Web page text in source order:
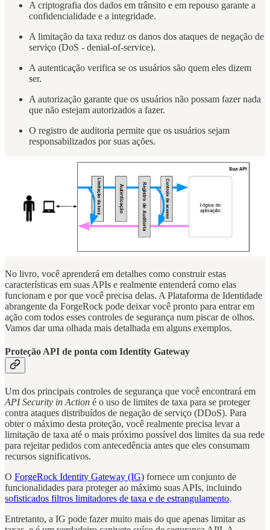
A criptografia dos dados em trânsito e em repouso garante a
confidencialidade e a integridade.
A limitação da taxa reduz os danos dos ataques de negação de
serviço (DoS - denial-of-service).
A autenticação verifica se os usuários são quem eles dizem
ser.
A autorização garante que os usuários não possam fazer nada
que não estejam autorizados a fazer.
O registro de auditoria permite que os usuários sejam
responsabilizados por suas ações.
No livro, você aprenderá em detalhes como construir estas
características em suas APIs e realmente entenderá como elas
funcionam e por que você precisa delas. A Plataforma de Identidade
abrangente da ForgeRock pode deixar você pronto para entrar em
ação com todos esses controles de segurança num piscar de olhos.
Vamos dar uma olhada mais detalhada em alguns exemplos.
Proteção API de ponta com Identity Gateway
Um dos principais controles de segurança que você encontrará em
API Security in Action é o uso de limites de taxa para se proteger
contra ataques distribuídos de negação de serviço (DDoS). Para
obter o máximo desta proteção, você realmente precisa levar a
limitação de taxa até o mais próximo possível dos limites da sua rede
para rejeitar pedidos com antecedência antes que eles consumam
recursos significativos.
O ForgeRock Identity Gateway (IG) fornece um conjunto de
funcionalidades para proteger ao máximo suas APIs, incluindo
sofisticados filtros limitadores de taxa e de estrangulamento.
Entretanto, a IG pode fazer muito mais do que apenas limitar as